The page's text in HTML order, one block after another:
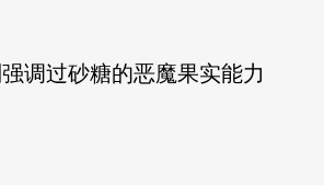
调过砂糖的恶魔果实能力